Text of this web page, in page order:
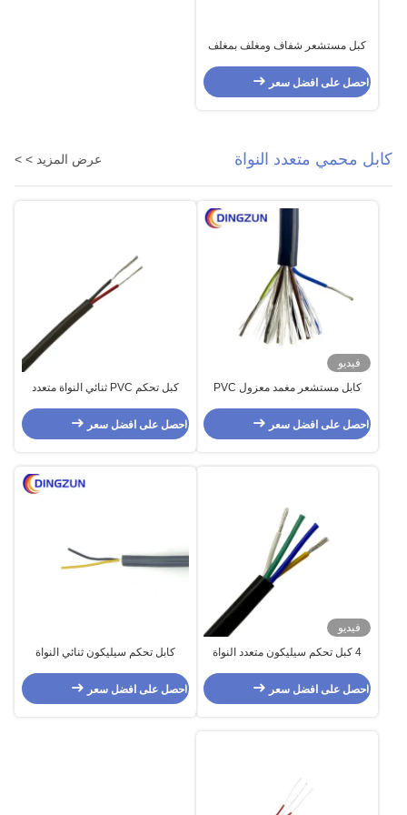
كبل مستشعر شفاف ومغلف بمغلف
احصل على افضل سعر
كابل محمي متعدد النواة عرض المزيد > >
فيديو
كابل مستشعر مغمد معزول PVC
احصل على افضل سعر
كبل تحكم PVC ثنائي النواة متعدد
احصل على افضل سعر
فيديو
4 كبل تحكم سيليكون متعدد النواة
احصل على افضل سعر
كابل تحكم سيليكون ثنائي النواة
احصل على افضل سعر